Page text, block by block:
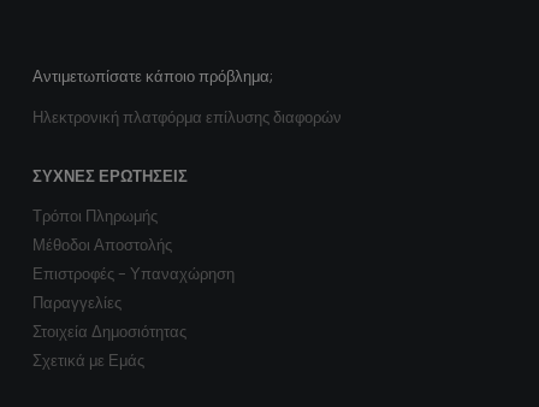
Αντιμετωπίσατε κάποιο πρόβλημα;
Ηλεκτρονική πλατφόρμα επίλυσης διαφορών
ΣΥΧΝΈΣ ΕΡΩΤΉΣΕΙΣ
Τρόποι Πληρωμής
Μέθοδοι Αποστολής
Επιστροφές - Υπαναχώρηση
Παραγγελίες
Στοιχεία Δημοσιότητας
Σχετικά με Εμάς